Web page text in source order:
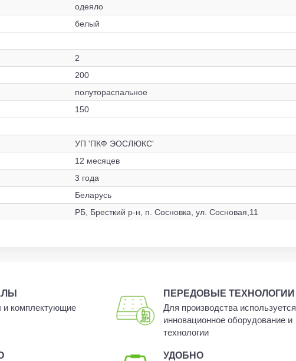
одеяло
белый
2
200
полутораспальное
150
УП 'ПКФ ЭОСЛЮКС'
12 месяцев
3 года
Беларусь
РБ, Бресткий р-н, п. Сосновка, ул. Сосновая,11
и комплектующие
ПЕРЕДОВЫЕ ТЕХНОЛОГИИ
Для производства используется
инновационное оборудование и
технологии
УДОБНО